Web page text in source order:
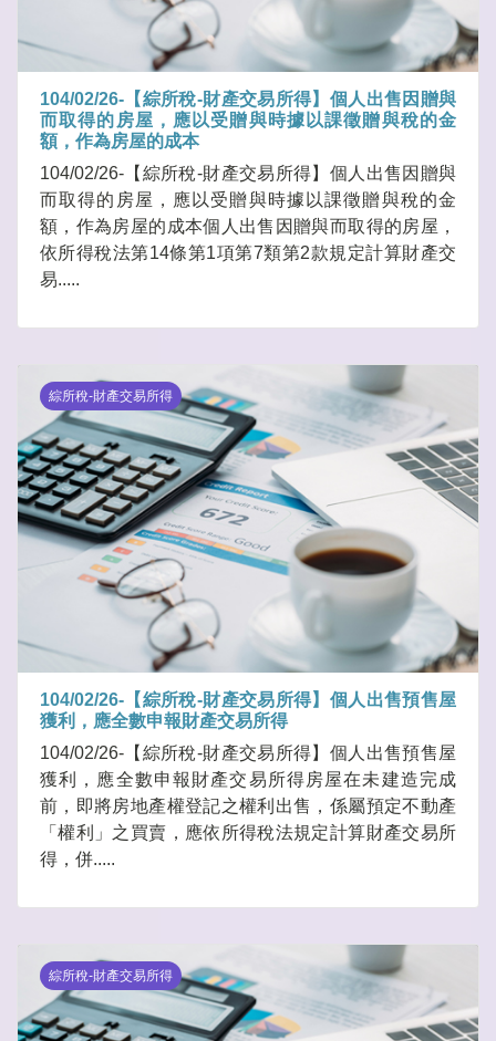
104/02/26-【綜所稅-財產交易所得】個人出售因贈與
而取得的房屋，應以受贈與時據以課徵贈與稅的金
額，作為房屋的成本
104/02/26-【綜所稅-財產交易所得】個人出售因贈與
而取得的房屋，應以受贈與時據以課徵贈與稅的金
額，作為房屋的成本個人出售因贈與而取得的房屋，
依所得稅法第14條第1項第7類第2款規定計算財產交
易.....
綜所稅-財產交易所得
104/02/26-【綜所稅-財產交易所得】個人出售預售屋
獲利，應全數申報財產交易所得
104/02/26-【綜所稅-財產交易所得】個人出售預售屋
獲利，應全數申報財產交易所得房屋在未建造完成
前，即將房地產權登記之權利出售，係屬預定不動產
「權利」之買賣，應依所得稅法規定計算財產交易所
得，併.....
綜所稅-財產交易所得